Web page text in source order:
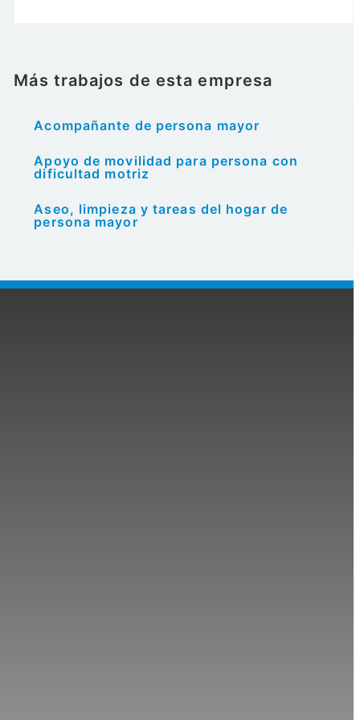
Más trabajos de esta empresa
Acompañante de persona mayor
Apoyo de movilidad para persona con
dificultad motriz
Aseo, limpieza y tareas del hogar de
persona mayor